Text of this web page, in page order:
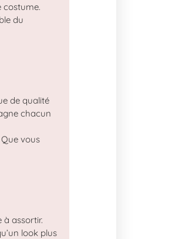
costume.
du
de qualité
chacun
Que vous
à assortir.
look plus